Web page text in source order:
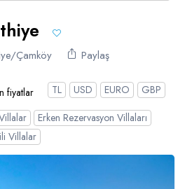
Villalar
Çamköy Paylaş
fiyatlar TL USD EURO
GBP
Erken Rezervasyon Villaları
Villalar
Italian
USD - $